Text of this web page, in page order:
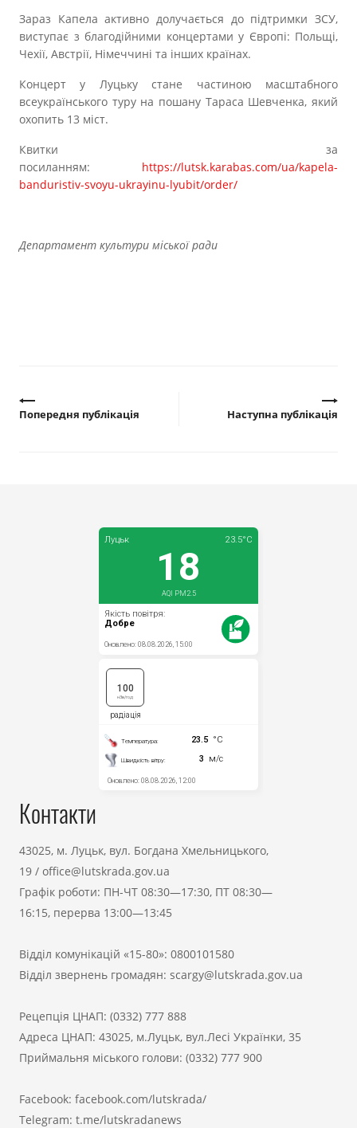
Зараз Капела активно долучається до підтримки ЗСУ,
виступає з благодійними концертами у Європі: Польщі,
Чехії, Австрії, Німеччині та інших країнах.
Концерт у Луцьку стане частиною масштабного
всеукраїнського туру на пошану Тараса Шевченка, який
охопить 13 міст.
Квитки за
посиланням: https://lutsk.karabas.com/ua/kapela-
banduristiv-svoyu-ukrayinu-lyubit/order/
Департамент культури міської ради
Попередня публікація Наступна публікація
Контакти
43025, м. Луцьк, вул. Богдана Хмельницького,
19 / office@lutskrada.gov.ua
Графік роботи: ПН-ЧТ 08:30—17:30, ПТ 08:30—
16:15, перерва 13:00—13:45
Відділ комунікацій «15-80»: 0800101580
Відділ звернень громадян: scargy@lutskrada.gov.ua
Рецепція ЦНАП: (0332) 777 888
Адреса ЦНАП: 43025, м.Луцьк, вул.Лесі Українки, 35
Приймальня міського голови: (0332) 777 900
Facebook: facebook.com/lutskrada/
Telegram: t.me/lutskradanews